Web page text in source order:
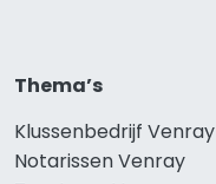
Thema’s
Klussenbedrijf Venray
Notarissen Venray